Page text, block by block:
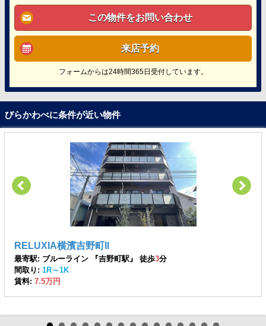
この物件をお問い合わせ
来店予約
フォームからは24時間365日受付しています。
びらかわべに条件が近い物件
RELUXIA横濱吉野町II
最寄駅: ブルーライン 『吉野町駅』 徒歩3分
間取り: 1R～1K
賃料: 7.5万円